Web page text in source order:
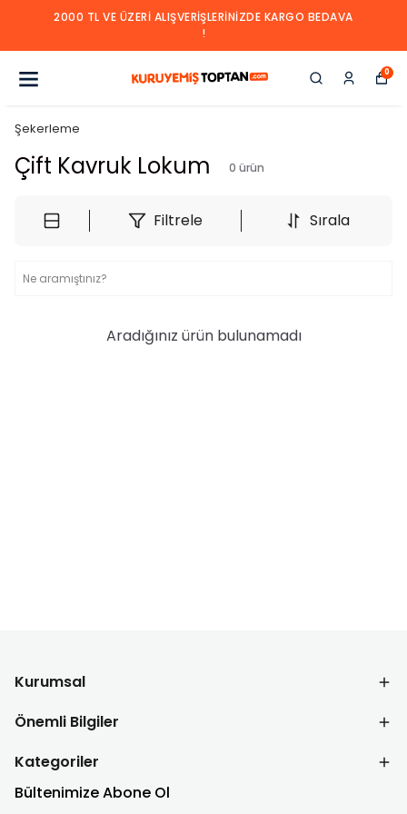
2000 TL VE ÜZERI ALIŞVERIŞLERINIZDE KARGO BEDAVA
0
Şekerleme
Çift Kavruk Lokum 0 ürün
Filtrele Sırala
Aradığınız ürün bulunamadı
Kurumsal
Önemli Bilgiler
Kategoriler
Bültenimize Abone Ol